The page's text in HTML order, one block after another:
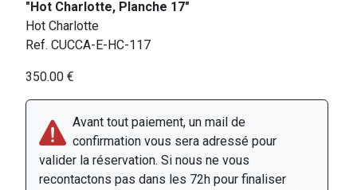
"Hot Charlotte, Planche 17"
Hot Charlotte
Ref. CUCCA-E-HC-117
350.00 €
Avant tout paiement, un mail de
confirmation vous sera adressé pour
valider la réservation. Si nous ne vous
recontactons pas dans les 72h pour finaliser